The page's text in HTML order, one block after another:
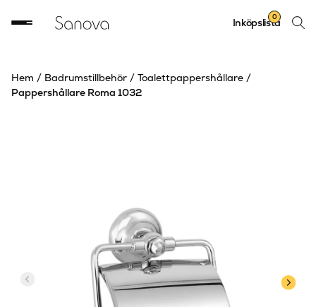
Sök
Inköpslista
0
Hem / Badrumstillbehör / Toalettpappershållare /
Pappershållare Roma 1032